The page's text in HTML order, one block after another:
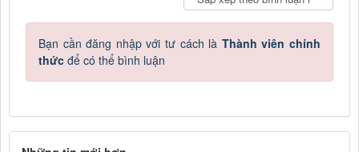
Bạn cần đăng nhập với tư cách là Thành viên chính
thức để có thể bình luận